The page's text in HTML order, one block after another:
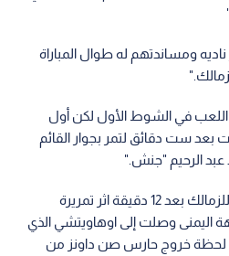
ومساندتهم له طوال المباراة
في الشوط الأول لكن أول
بعد ست دقائق لتمر بجوار القائم
الرحيم "جنش."
لكن أول فرصة حقيقية كانت للزمالك بعد 12 دقيقة اثر تمريرة
اليمنى وصلت إلى اوهاويتشي الذي
لحظة خروج حارس صن داونز من